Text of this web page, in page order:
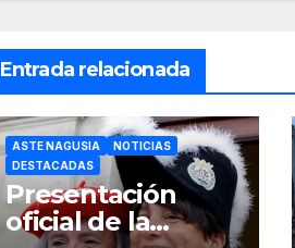
Entrada relacionada
ASTE NAGUSIA
NOTICIAS
DESTACADAS
Presentación
oficial de la